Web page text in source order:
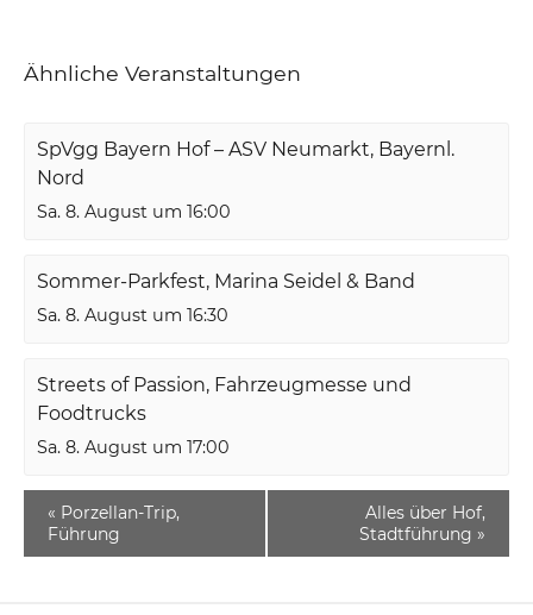
Ähnliche Veranstaltungen
SpVgg Bayern Hof – ASV Neumarkt, Bayernl.
Nord
Sa. 8. August um 16:00
Sommer-Parkfest, Marina Seidel & Band
Sa. 8. August um 16:30
Streets of Passion, Fahrzeugmesse und
Foodtrucks
Sa. 8. August um 17:00
« Porzellan-Trip,
Führung
Alles über Hof,
Stadtführung »